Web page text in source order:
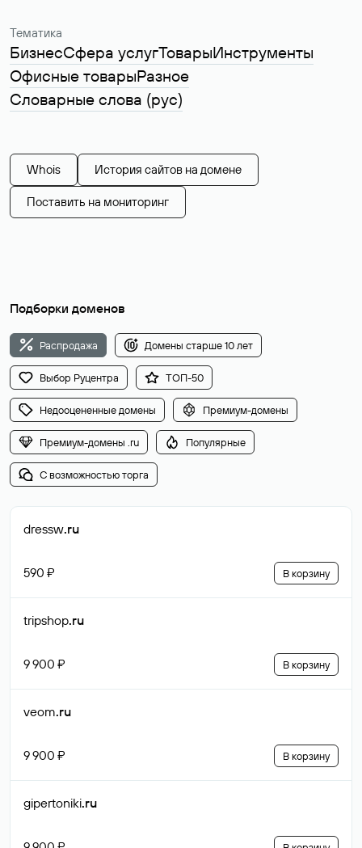
Тематика
БизнесСфера услугТоварыИнструменты
Офисные товарыРазное
Словарные слова (рус)
Whois История сайтов на домене
Поставить на мониторинг
Подборки доменов
Распродажа Домены старше 10 лет
Выбор Руцентра ТОП-50
Недооцененные домены Премиум-домены
Премиум-домены .ru Популярные
С возможностью торга
dressw.ru
590 ₽ В корзину
tripshop.ru
9 900 ₽ В корзину
veom.ru
9 900 ₽ В корзину
gipertoniki.ru